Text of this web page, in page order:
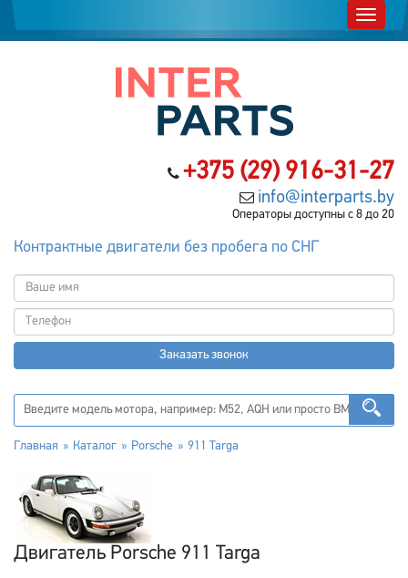
+375 (29) 916-31-27
info@interparts.by
Операторы доступны с 8 до 20
Контрактные двигатели без пробега по СНГ
Заказать звонок
Главная Каталог Porsche 911 Targa
Двигатель Porsche 911 Targa